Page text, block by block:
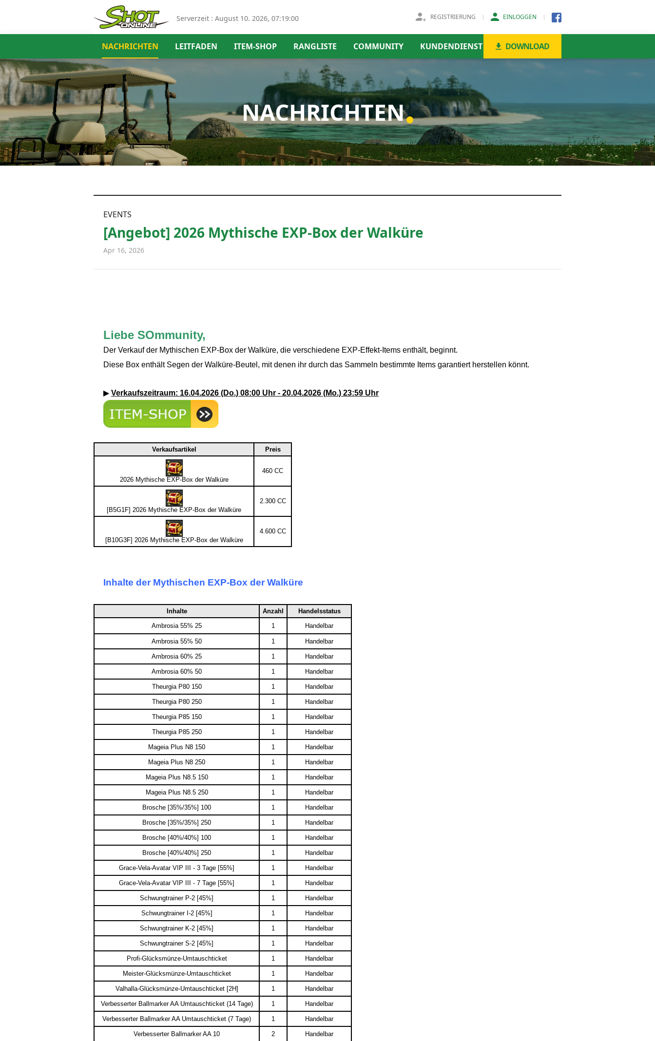
Serverzeit : August 10. 2026, 07:19:01 REGISTRIERUNG EINLOGGEN
NACHRICHTEN LEITFADEN ITEM-SHOP RANGLISTE COMMUNITY KUNDENDIENST DOWNLOAD
NACHRICHTEN
EVENTS
[Angebot] 2026 Mythische EXP-Box der Walküre
Apr 16, 2026
Liebe SOmmunity,
Der Verkauf der Mythischen EXP-Box der Walküre, die verschiedene EXP-Effekt-Items enthält, beginnt.
Diese Box enthält Segen der Walküre-Beutel, mit denen ihr durch das Sammeln bestimmte Items garantiert herstellen könnt.
▶ Verkaufszeitraum: 16.04.2026 (Do.) 08:00 Uhr - 20.04.2026 (Mo.) 23:59 Uhr
Verkaufsartikel Preis
2026 Mythische EXP-Box der Walküre
460 CC
[B5G1F] 2026 Mythische EXP-Box der Walküre
2.300 CC
[B10G3F] 2026 Mythische EXP-Box der Walküre
4.600 CC
Inhalte der Mythischen EXP-Box der Walküre
Inhalte Anzahl
Handelsstatus
Ambrosia 55% 25
1 Handelbar
Ambrosia 55% 50 1 Handelbar
Ambrosia 60% 25 1 Handelbar
Ambrosia 60% 50 1 Handelbar
Theurgia P80 150 1 Handelbar
Theurgia P80 250 1 Handelbar
Theurgia P85 150 1 Handelbar
Theurgia P85 250 1 Handelbar
Mageia Plus N8 150 1 Handelbar
Mageia Plus N8 250 1 Handelbar
Mageia Plus N8.5 150 1 Handelbar
Mageia Plus N8.5 250 1 Handelbar
Brosche [35%/35%] 100 1 Handelbar
Brosche [35%/35%] 250 1 Handelbar
Brosche [40%/40%] 100 1 Handelbar
Brosche [40%/40%] 250 1 Handelbar
Grace-Vela-Avatar VIP III - 3 Tage [55%] 1 Handelbar
Grace-Vela-Avatar VIP III - 7 Tage [55%] 1 Handelbar
Schwungtrainer P-2 [45%] 1 Handelbar
Schwungtrainer I-2 [45%] 1 Handelbar
Schwungtrainer K-2 [45%] 1 Handelbar
Schwungtrainer S-2 [45%] 1 Handelbar
Profi-Glücksmünze-Umtauschticket 1 Handelbar
Meister-Glücksmünze-Umtauschticket 1 Handelbar
Valhalla-Glücksmünze-Umtauschticket [2H] 1 Handelbar
Verbesserter Ballmarker AA Umtauschticket (14 Tage) 1 Handelbar
Verbesserter Ballmarker AA Umtauschticket (7 Tage) 1 Handelbar
Verbesserter Ballmarker AA 10 2 Handelbar